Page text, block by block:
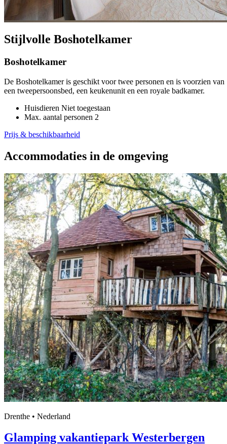
Stijlvolle Boshotelkamer
Boshotelkamer
De Boshotelkamer is geschikt voor twee personen en is voorzien van
een tweepersoonsbed, een keukenunit en een royale badkamer.
Huisdieren Niet toegestaan
Max. aantal personen 2
Prijs & beschikbaarheid
Accommodaties in de omgeving
Drenthe • Nederland
Glamping vakantiepark Westerbergen